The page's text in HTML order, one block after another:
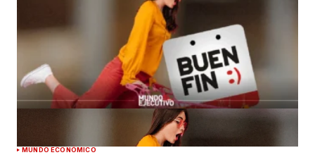
MUNDO ECONÓMICO